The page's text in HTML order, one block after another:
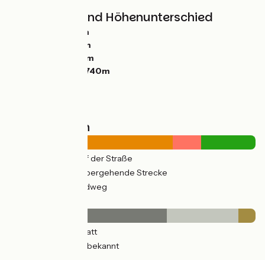
Steigungen und Höhenunterschied
4013m
4752m
0m
740m
Straßentypen
(75%) Auf der Straße
(13%) Vorübergehende Strecke
(25%) Radweg
(64%) Glatt
(29%) Unbekannt